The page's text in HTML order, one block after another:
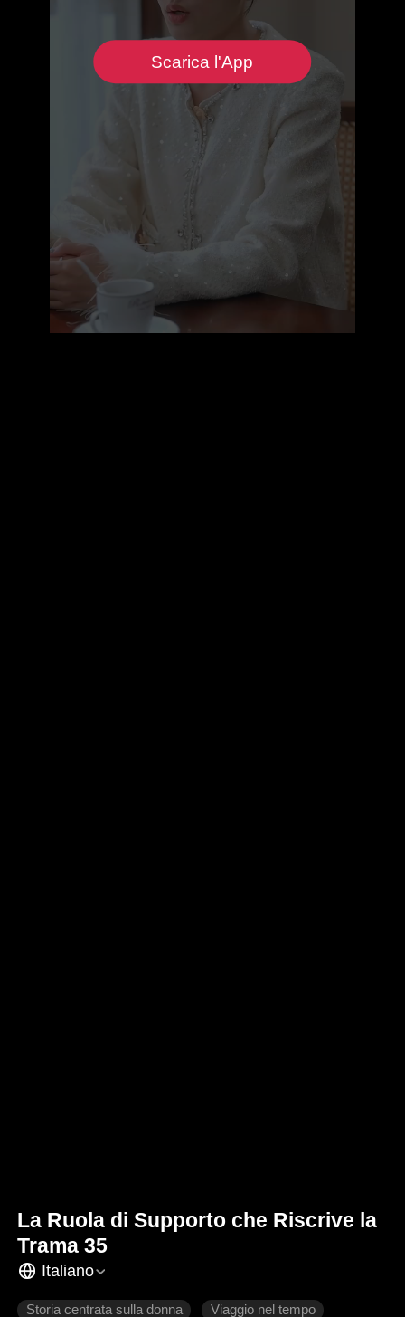
Scarica l'App
La Ruola di Supporto che Riscrive la
Trama 35
Italiano
Storia centrata sulla donna Viaggio nel tempo